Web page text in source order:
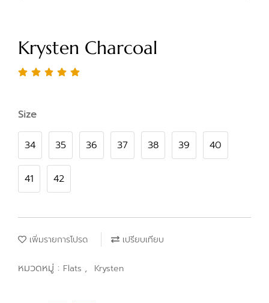
Krysten Charcoal
Size
34 35 36 37 38 39 40
41 42
เพิ่มรายการโปรด เปรียบเทียบ
หมวดหมู่ : Flats , Krysten